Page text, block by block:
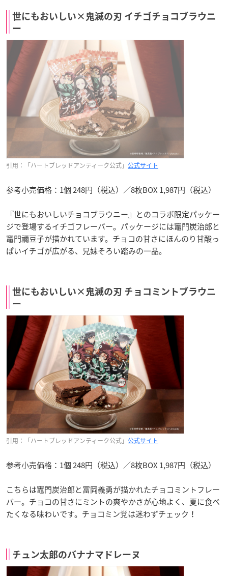
世にもおいしい×鬼滅の刃 イチゴチョコブラウニ
ー
引用：「ハートブレッドアンティーク公式」 公式サイト
参考小売価格：1個 248円（税込）／8枚BOX 1,987円（税込）
『世にもおいしいチョコブラウニー』とのコラボ限定パッケー
ジで登場するイチゴフレーバー。パッケージには竈門炭治郎と
竈門禰豆子が描かれています。チョコの甘さにほんのり甘酸っ
ぱいイチゴが広がる、兄妹そろい踏みの一品。
世にもおいしい×鬼滅の刃 チョコミントブラウニ
ー
引用：「ハートブレッドアンティーク公式」 公式サイト
参考小売価格：1個 248円（税込）／8枚BOX 1,987円（税込）
こちらは竈門炭治郎と冨岡義勇が描かれたチョコミントフレー
バー。チョコの甘さにミントの爽やかさが心地よく、夏に食べ
たくなる味わいです。チョコミン党は迷わずチェック！
チュン太郎のバナナマドレーヌ